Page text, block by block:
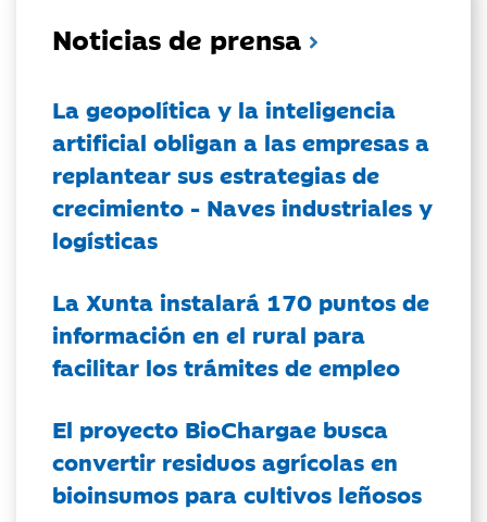
Noticias de prensa
La geopolítica y la inteligencia
artificial obligan a las empresas a
replantear sus estrategias de
crecimiento - Naves industriales y
logísticas
La Xunta instalará 170 puntos de
información en el rural para
facilitar los trámites de empleo
El proyecto BioChargae busca
convertir residuos agrícolas en
bioinsumos para cultivos leñosos